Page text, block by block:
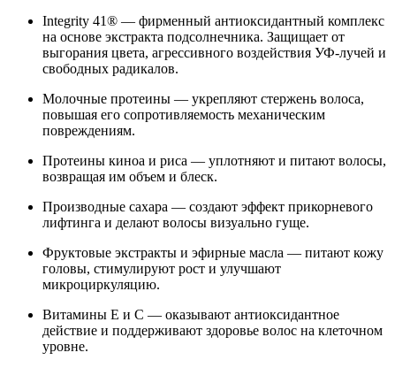
Integrity 41® — фирменный антиоксидантный комплекс
на основе экстракта подсолнечника. Защищает от
выгорания цвета, агрессивного воздействия УФ-лучей и
свободных радикалов.
Молочные протеины — укрепляют стержень волоса,
повышая его сопротивляемость механическим
повреждениям.
Протеины киноа и риса — уплотняют и питают волосы,
возвращая им объем и блеск.
Производные сахара — создают эффект прикорневого
лифтинга и делают волосы визуально гуще.
Фруктовые экстракты и эфирные масла — питают кожу
головы, стимулируют рост и улучшают
микроциркуляцию.
Витамины Е и С — оказывают антиоксидантное
действие и поддерживают здоровье волос на клеточном
уровне.